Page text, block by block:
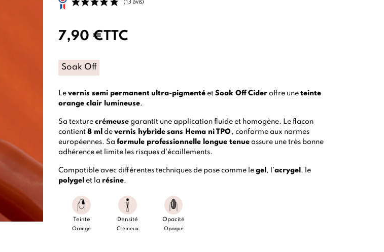
7,90 €TTC
Soak Off
Levernis semi permanent ultra-pigmenté etSoak Off Cider offre uneteinte
orange clair lumineuse.
Sa texturecrémeuse garantit une application fluide et homogène. Le flacon
contient8 ml devernis hybride sans Hema ni TPO, conforme aux normes
européennes. Saformule professionnelle longue tenue assure une très bonne
adhérence et limite les risques d'écaillements.
Compatible avec différentes techniques de pose comme legel , l’acrygel , le
polygel et la résine.
Teinte
Orange
Densité
Crémeux
Opacité
Opaque